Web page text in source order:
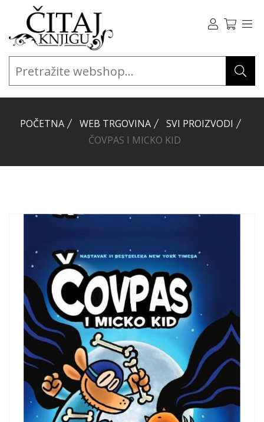
POČETNA WEB TRGOVINA
SVI PROIZVODI
ČOVPAS I MICKO KID